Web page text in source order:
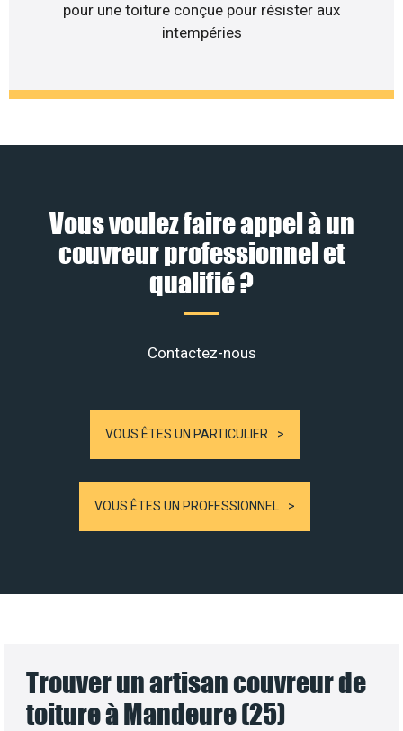
pour une toiture conçue pour résister aux
intempéries
Vous voulez faire appel à un
couvreur professionnel et
qualifié ?
Contactez-nous
VOUS ÊTES UN PARTICULIER
VOUS ÊTES UN PROFESSIONNEL
Trouver un artisan couvreur de
toiture à Mandeure (25)